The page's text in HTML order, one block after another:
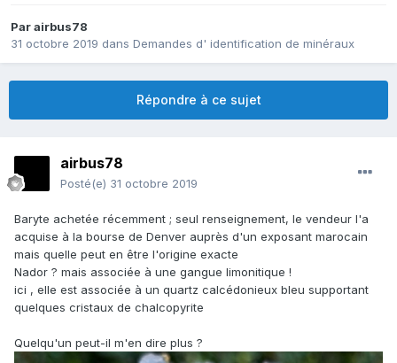
Parairbus78
31 octobre 2019 dans Demandes d' identification de minéraux
Répondre à ce sujet
airbus78
Posté(e) 31 octobre 2019
Baryte achetée récemment ; seul renseignement, le vendeur l'a
acquise à la bourse de Denver auprès d'un exposant marocain
mais quelle peut en être l'origine exacte
Nador ? mais associée à une gangue limonitique !
ici , elle est associée à un quartz calcédonieux bleu supportant
quelques cristaux de chalcopyrite
Quelqu'un peut-il m'en dire plus ?